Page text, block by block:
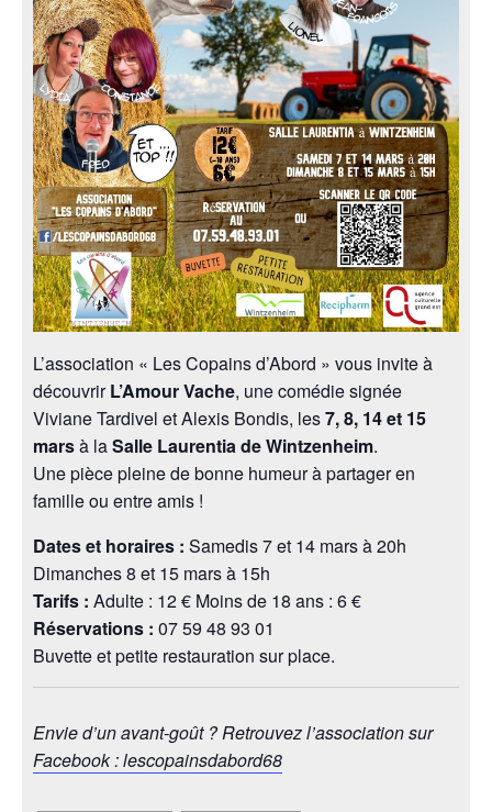
L’association « Les Copains d’Abord » vous invite à
découvrirL’Amour Vache, une comédie signée
Viviane Tardivel et Alexis Bondis, les7, 8, 14 et 15
marsà laSalle Laurentia de Wintzenheim.
Une pièce pleine de bonne humeur à partager en
famille ou entre amis !
Dates et horaires : Samedis 7 et 14 mars à 20h
Dimanches 8 et 15 mars à 15h
Tarifs : Adulte : 12 € Moins de 18 ans : 6 €
Réservations : 07 59 48 93 01
Buvette et petite restauration sur place.
Envie d’un avant-goût ? Retrouvez l’association sur
Facebook : lescopainsdabord68